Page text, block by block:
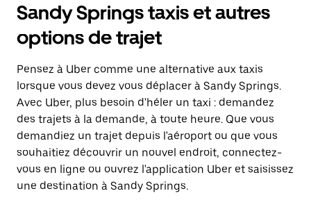
Sandy Springs taxis et autres
options de trajet
Pensez à Uber comme une alternative aux taxis
lorsque vous devez vous déplacer à Sandy Springs.
Avec Uber, plus besoin d'héler un taxi : demandez
des trajets à la demande, à toute heure. Que vous
demandiez un trajet depuis l'aéroport ou que vous
souhaitiez découvrir un nouvel endroit, connectez-
vous en ligne ou ouvrez l'application Uber et saisissez
une destination à Sandy Springs.